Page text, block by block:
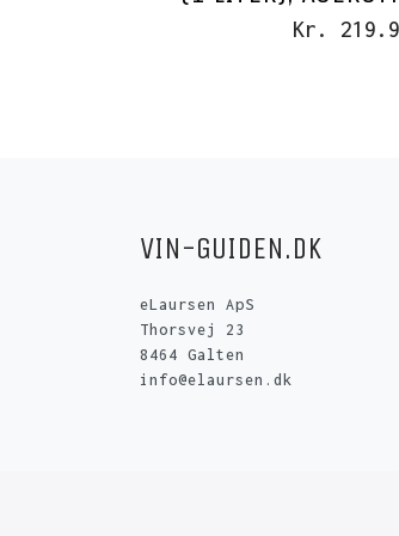
Kr.
VIN-GUIDEN.DK
eLaursen ApS
Thorsvej 23
8464 Galten
info@elaursen.dk